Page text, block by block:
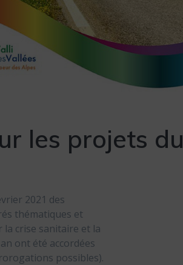
les projets du
2021 des
thématiques et
crise sanitaire et la
ont été accordées
possibles).